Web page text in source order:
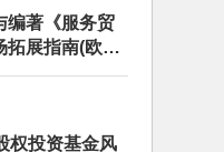
编著《服务贸
拓展指南(欧洲
权投资基金风